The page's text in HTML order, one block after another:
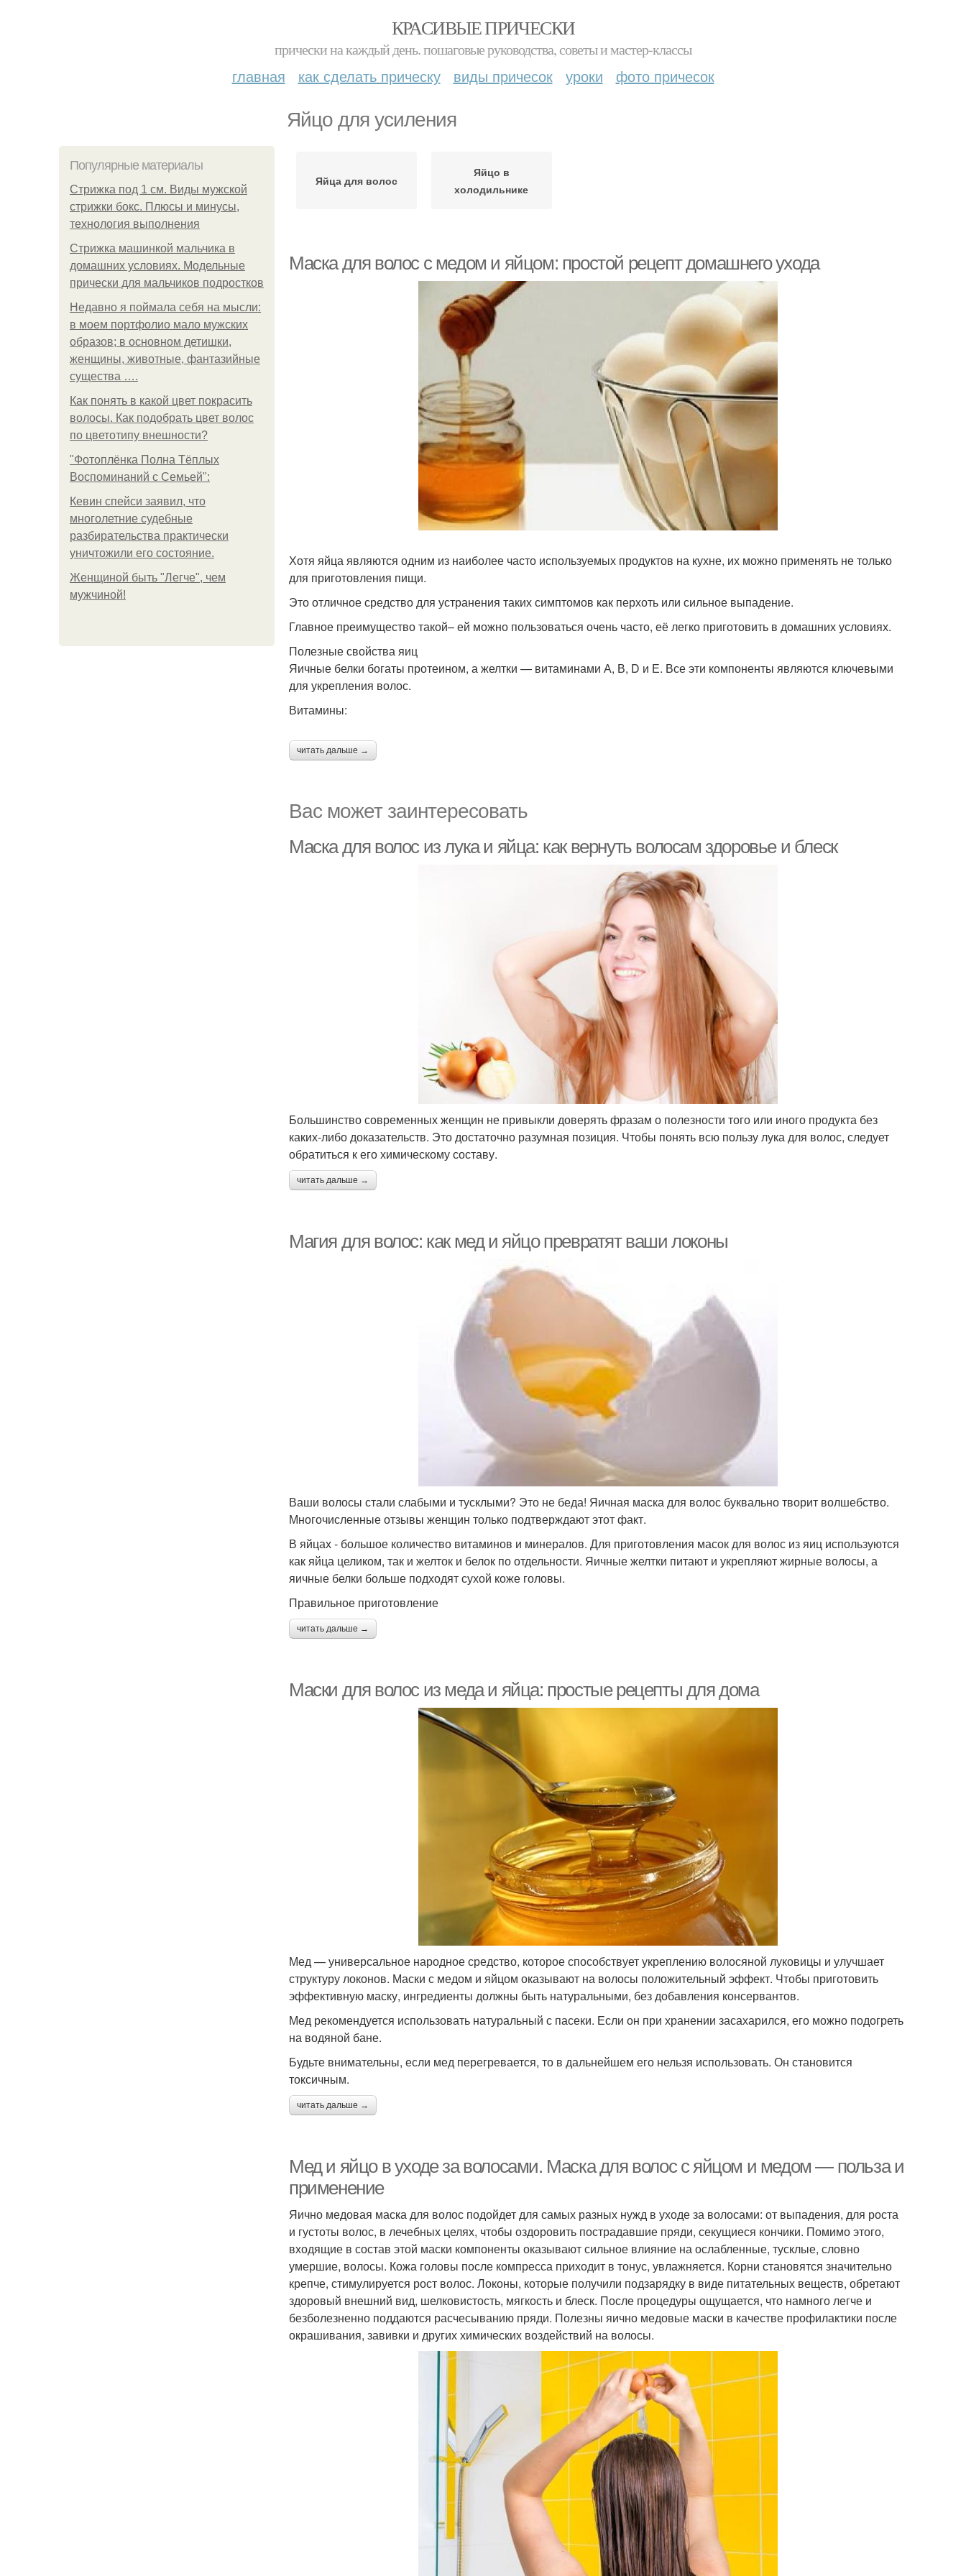
КРАСИВЫЕ ПРИЧЕСКИ
прически на каждый день. пошаговые руководства, советы и мастер-классы
главная как сделать прическу виды причесок уроки фото причесок
Яйцо для усиления
Популярные материалы
Стрижка под 1 см. Виды мужской
стрижки бокс. Плюсы и минусы,
технология выполнения
Стрижка машинкой мальчика в
домашних условиях. Модельные
прически для мальчиков подростков
Недавно я поймала себя на мысли:
в моем портфолио мало мужских
образов; в основном детишки,
женщины, животные, фантазийные
существа ….
Как понять в какой цвет покрасить
волосы. Как подобрать цвет волос
по цветотипу внешности?
"Фотоплёнка Полна Тёплых
Воспоминаний с Семьей":
Кевин спейси заявил, что
многолетние судебные
разбирательства практически
уничтожили его состояние.
Женщиной быть "Легче", чем
мужчиной!
Яйца для волос
Яйцо в
холодильнике
Маска для волос с медом и яйцом: простой рецепт домашнего ухода
Хотя яйца являются одним из наиболее часто используемых продуктов на кухне, их можно применять не только
для приготовления пищи.
Это отличное средство для устранения таких симптомов как перхоть или сильное выпадение.
Главное преимущество такой– ей можно пользоваться очень часто, её легко приготовить в домашних условиях.
Полезные свойства яиц
Яичные белки богаты протеином, а желтки — витаминами А, В, D и Е. Все эти компоненты являются ключевыми
для укрепления волос.
Витамины:
читать дальше →
Вас может заинтересовать
Маска для волос из лука и яйца: как вернуть волосам здоровье и блеск
Большинство современных женщин не привыкли доверять фразам о полезности того или иного продукта без
каких-либо доказательств. Это достаточно разумная позиция. Чтобы понять всю пользу лука для волос, следует
обратиться к его химическому составу.
читать дальше →
Магия для волос: как мед и яйцо превратят ваши локоны
Ваши волосы стали слабыми и тусклыми? Это не беда! Яичная маска для волос буквально творит волшебство.
Многочисленные отзывы женщин только подтверждают этот факт.
В яйцах - большое количество витаминов и минералов. Для приготовления масок для волос из яиц используются
как яйца целиком, так и желток и белок по отдельности. Яичные желтки питают и укрепляют жирные волосы, а
яичные белки больше подходят сухой коже головы.
Правильное приготовление
читать дальше →
Маски для волос из меда и яйца: простые рецепты для дома
Мед — универсальное народное средство, которое способствует укреплению волосяной луковицы и улучшает
структуру локонов. Маски с медом и яйцом оказывают на волосы положительный эффект. Чтобы приготовить
эффективную маску, ингредиенты должны быть натуральными, без добавления консервантов.
Мед рекомендуется использовать натуральный с пасеки. Если он при хранении засахарился, его можно подогреть
на водяной бане.
Будьте внимательны, если мед перегревается, то в дальнейшем его нельзя использовать. Он становится
токсичным.
читать дальше →
Мед и яйцо в уходе за волосами. Маска для волос с яйцом и медом — польза и
применение
Яично медовая маска для волос подойдет для самых разных нужд в уходе за волосами: от выпадения, для роста
и густоты волос, в лечебных целях, чтобы оздоровить пострадавшие пряди, секущиеся кончики. Помимо этого,
входящие в состав этой маски компоненты оказывают сильное влияние на ослабленные, тусклые, словно
умершие, волосы. Кожа головы после компресса приходит в тонус, увлажняется. Корни становятся значительно
крепче, стимулируется рост волос. Локоны, которые получили подзарядку в виде питательных веществ, обретают
здоровый внешний вид, шелковистость, мягкость и блеск. После процедуры ощущается, что намного легче и
безболезненно поддаются расчесыванию пряди. Полезны яично медовые маски в качестве профилактики после
окрашивания, завивки и других химических воздействий на волосы.